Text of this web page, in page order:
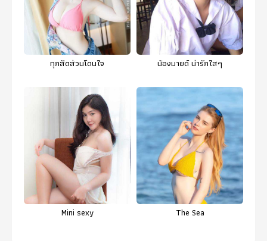
ทุกสัดส่วนโดนใจ น้องมายด์ น่ารักใสๆ
Mini sexy The Sea